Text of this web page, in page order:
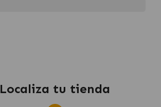
Localiza tu tienda